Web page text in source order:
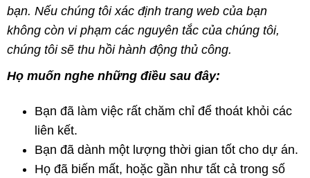
bạn. Nếu chúng tôi xác định trang web của bạn
không còn vi phạm các nguyên tắc của chúng tôi,
chúng tôi sẽ thu hồi hành động thủ công.
Họ muốn nghe những điều sau đây:
Bạn đã làm việc rất chăm chỉ để thoát khỏi các
liên kết.
Bạn đã dành một lượng thời gian tốt cho dự án.
Họ đã biến mất, hoặc gần như tất cả trong số